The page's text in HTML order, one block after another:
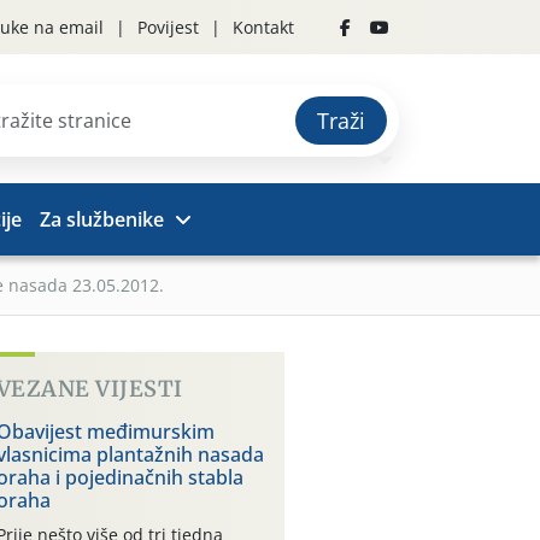
na email Povijest Kontakt
Traži
Za službenike
23.05.2012.
VIJESTI
međimurskim
plantažnih nasada
i pojedinačnih stabla
nešto više od tri tjedna